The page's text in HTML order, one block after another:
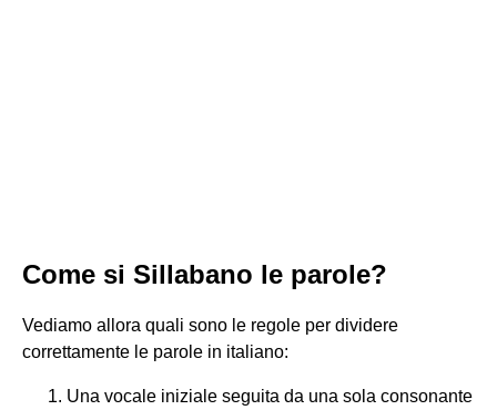
Come si Sillabano le parole?
Vediamo allora quali sono le regole per dividere
correttamente le parole in italiano:
Una vocale iniziale seguita da una sola consonante